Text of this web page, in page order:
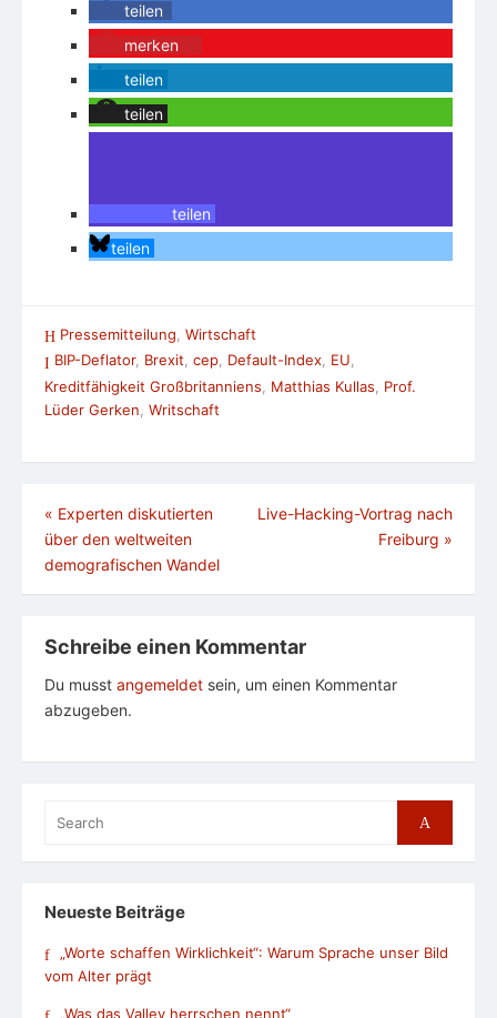
teilen
merken
teilen
teilen
teilen
teilen
Pressemitteilung Wirtschaft
BIP-Deflator, Brexit, cep, Default-Index, EU,
Kreditfähigkeit Großbritanniens
Matthias Kullas
Prof.
Lüder Gerken Writschaft
Beitragsnavigation
« Experten diskutierten
über den weltweiten
demografischen Wandel
Live-Hacking-Vortrag nach
Freiburg »
Schreibe einen Kommentar
Du musst angemeldet sein, um einen Kommentar
abzugeben.
for:
Search
Neueste Beiträge
„Worte schaffen Wirklichkeit“: Warum Sprache unser Bild
vom Alter prägt
„Was das Valley herrschen nennt“